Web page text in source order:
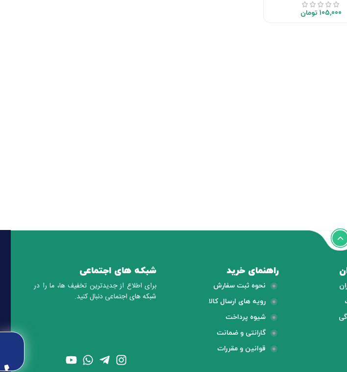
105,000 تومان
راهنمای خرید شبکه های اجتماعی
نحوه ثبت سفارش
رویه های ارسال کالا
شیوه پرداخت
گارانتی و ضمانت
قوانین و مقررات
برای اطلاع از جدیدترین تخفیف ها، ما را در
شبکه های اجتماعی دنبال کنید.